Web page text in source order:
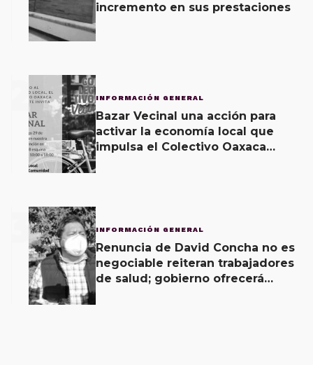
incremento en sus prestaciones
2 INFORMACIÓN GENERAL
Bazar Vecinal una acción para
activar la economía local que
impulsa el Colectivo Oaxaca
3 INFORMACIÓN GENERAL
Renuncia de David Concha no es
negociable reiteran trabajadores
de salud; gobierno ofrecerá